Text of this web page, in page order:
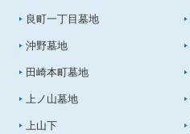
良町一丁目墓地
沖野墓地
田崎本町墓地
上ノ山墓地
上山下